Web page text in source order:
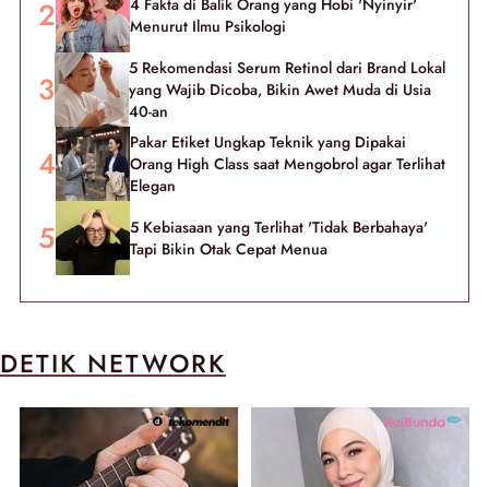
Menurut Ilmu Psikologi
5 Rekomendasi Serum Retinol dari Brand Lokal
yang Wajib Dicoba, Bikin Awet Muda di Usia
40-an
Pakar Etiket Ungkap Teknik yang Dipakai
Orang High Class saat Mengobrol agar Terlihat
Elegan
5 Kebiasaan yang Terlihat 'Tidak Berbahaya'
Tapi Bikin Otak Cepat Menua
DETIK NETWORK